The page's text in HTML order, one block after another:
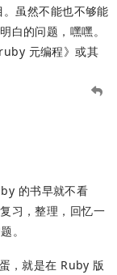
虽然不能也不够能
白的问题，嘿嘿。
元编程》或其
的书早就不看
习，整理，回忆一
。
，就是在 Ruby 版